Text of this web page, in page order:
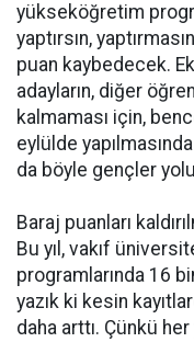
yükseköğretim
yaptırsın,
puan kaybedecek.
adayların, diğer
kalmaması için,
eylülde
da böyle gençler
Baraj puanları
Bu yıl, vakıf
programlarında 16
yazık ki kesin
daha arttı. Çünkü